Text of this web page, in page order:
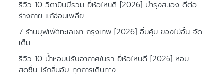
รีวิว 10 วิตามินบีรวม ยี่ห้อไหนดี [2026] บำรุงสมอง ดีต่อ
ร่างกาย แก้อ่อนเพลีย
7 ร้านบุฟเฟ่ต์ทะเลเผา กรุงเทพ [2026] อิ่มคุ้ม ของไม่อั้น จัด
เต็ม
รีวิว 10 น้ำหอมปรับอากาศในรถ ยี่ห้อไหนดี [2026] หอม
สดชื่น ไร้กลิ่นอับ ทุกการเดินทาง